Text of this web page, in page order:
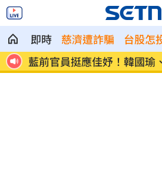
即時 慈濟遭詐騙 台股怎
祝
慈濟遭騙 綠營喊：造謠應
事